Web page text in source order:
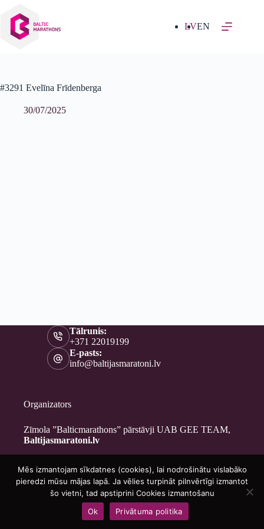
saturu
LVEN
#3291 Evelīna Frīdenberga
30/07/2025
Tālrunis:
+371 22019199
E-pasts:
info@baltijasmaratoni.lv
Organizators
Zīmola ”Balticmarathons” pārstāvji UAB GEE TEAM,
Baltijasmaratoni.lv
Kontakti
Par mums
Brīvprātīgajiem
Privātuma politika
Copyright © 2026 - Baltijasmaratoni.lv
Mēs izmantojam sīkdatnes (cookies), lai nodrošinātu vislabāko
pieredzi mūsu mājas lapā. Ja vēlies turpināt pilnvērtīgi izmantot
šo vietni, tad apstiprini Cookies izmantošanu
Ok
Privātuma politika